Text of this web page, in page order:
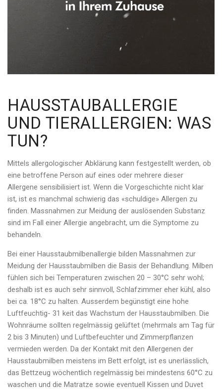
HAUSSTAUBALLERGIE
UND TIERALLERGIEN: WAS
TUN?
Mittels allergologischer Abklärung kann festgestellt werden, ob
eine betroffene Person auf eines oder mehrere dieser
Allergene sensibilisiert ist. Wenn die Vorgeschichte nicht klar
ist, ist es manchmal schwierig das «schuldige» Allergen zu
finden. Massnahmen zur Meidung der auslösenden Substanz
sind im Fall einer Allergie angebracht, um die Symptome zu
behandeln.
Bei einer Hausstaubmilbenallergie bilden Massnahmen zur
Meidung der Hausstaubmilben die Basis der Behandlung. Milben
fühlen sich bei Temperaturen zwischen 20 – 30°C sehr wohl;
deshalb ist es auch sehr sinnvoll, Schlafzimmer eher kühl, also
bei ca. 18°C zu halten. Ausserdem begünstigt eine hohe
Luftfeuchtig- 31 keit das Wachstum der Hausstaubmilben. Die
Wohnräume sollten regelmässig gelüftet (mehrmals am Tag für
2 bis 3 Minuten) und Luftbefeuchter und Zimmerpflanzen
vermieden werden. Da der Kontakt mit den Allergenen der
Hausstaubmilben meistens im Bett erfolgt, ist es unerlässlich,
das Bettzeug wöchentlich regelmässig bei mindestens 60°C zu
waschen und die Matratze sowie eventuell Kissen und Duvet